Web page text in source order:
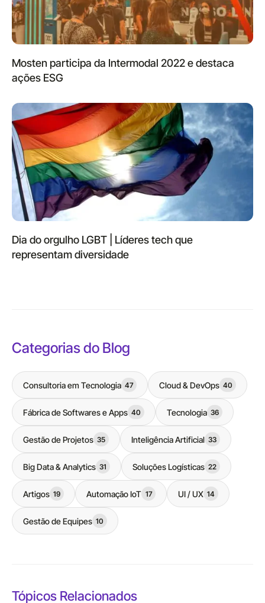
Mosten participa da Intermodal 2022 e destaca
ações ESG
Dia do orgulho LGBT | Líderes tech que
representam diversidade
Categorias do Blog
Consultoria em Tecnologia 47 Cloud & DevOps 40
Fábrica de Softwares e Apps 40 Tecnologia 36
Gestão de Projetos 35 Inteligência Artificial 33
Big Data & Analytics 31 Soluções Logísticas 22
Artigos 19 Automação IoT 17 UI / UX 14
Gestão de Equipes 10
Tópicos Relacionados